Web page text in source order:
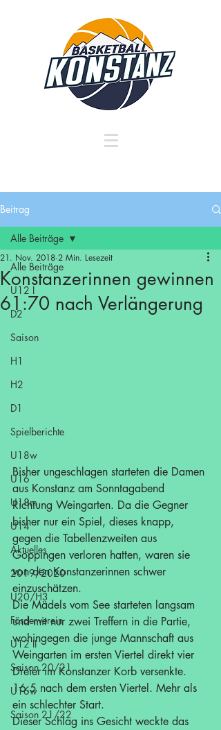
Beitrag
Alle Beiträge
U12 I
D2
Saison
H1
H2
D1
Spielberichte
U18w
U16
U18m
U14
Aktuelles
2019/2020
U20/H3
Förderverein
U12 II
Saison 20/21
U16w
Saison 21/22
Alle Beiträge
Konstanzerinnen gewinnen
61:70 nach Verlängerung
21. Nov. 2018 2 Min. Lesezeit
Bisher ungeschlagen starteten die Damen
aus Konstanz am Sonntagabend
Richtung Weingarten. Da die Gegner
bisher nur ein Spiel, dieses knapp,
gegen die Tabellenzweiten aus
Göppingen verloren hatten, waren sie
von den Konstanzerinnen schwer
einzuschätzen.
Die Mädels vom See starteten langsam
und mit nur zwei Treffern in die Partie,
wohingegen die junge Mannschaft aus
Weingarten im ersten Viertel direkt vier
Dreier im Konstanzer Korb versenkte.
16:5 nach dem ersten Viertel. Mehr als
ein schlechter Start.
Dieser Schlag ins Gesicht weckte das